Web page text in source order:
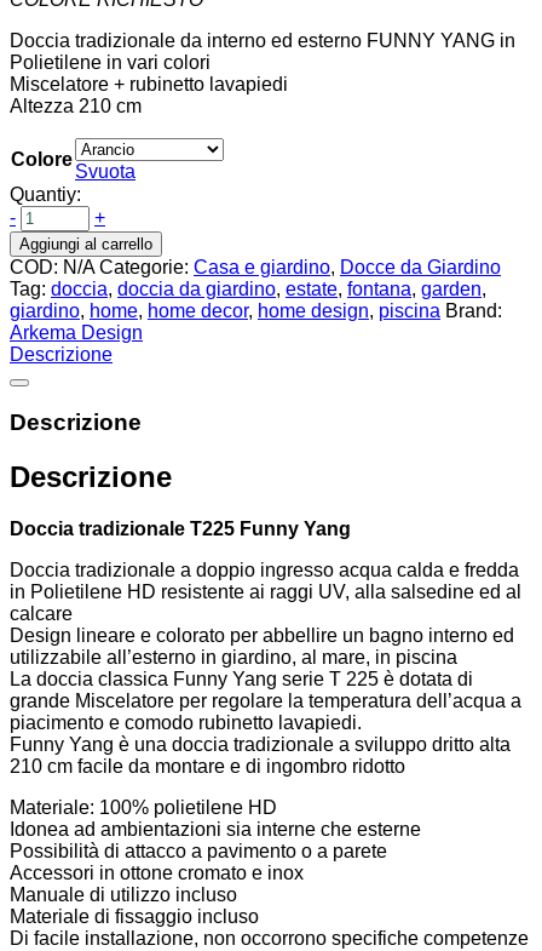
Doccia tradizionale da interno ed esterno FUNNY YANG in
Polietilene in vari colori
Miscelatore + rubinetto lavapiedi
Altezza 210 cm
Colore
Svuota
Quantiy:
-
+
Aggiungi al carrello
COD: N/A Categorie: Casa e giardino, Docce da Giardino
Tag: doccia, doccia da giardino, estate, fontana, garden,
giardino, home, home decor, home design, piscina Brand:
Arkema Design
Descrizione
Descrizione
Descrizione
Doccia tradizionale T225 Funny Yang
Doccia tradizionale a doppio ingresso acqua calda e fredda
in Polietilene HD resistente ai raggi UV, alla salsedine ed al
calcare
Design lineare e colorato per abbellire un bagno interno ed
utilizzabile all’esterno in giardino, al mare, in piscina
La doccia classica Funny Yang serie T 225 è dotata di
grande Miscelatore per regolare la temperatura dell’acqua a
piacimento e comodo rubinetto lavapiedi.
Funny Yang è una doccia tradizionale a sviluppo dritto alta
210 cm facile da montare e di ingombro ridotto
Materiale: 100% polietilene HD
Idonea ad ambientazioni sia interne che esterne
Possibilità di attacco a pavimento o a parete
Accessori in ottone cromato e inox
Manuale di utilizzo incluso
Materiale di fissaggio incluso
Di facile installazione, non occorrono specifiche competenze